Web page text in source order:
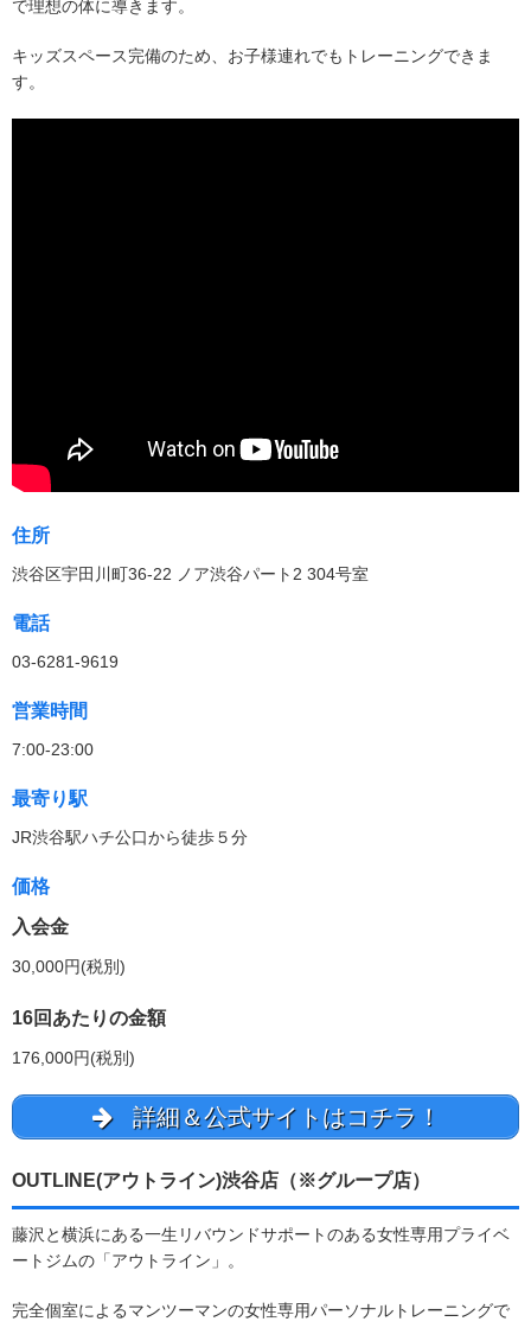
で理想の体に導きます。
キッズスペース完備のため、お子様連れでもトレーニングできま
す。
住所
渋谷区宇田川町36-22 ノア渋谷パート2 304号室
電話
03-6281-9619
営業時間
7:00-23:00
最寄り駅
JR渋谷駅ハチ公口から徒歩５分
価格
入会金
30,000円(税別)
16回あたりの金額
176,000円(税別)
詳細＆公式サイトはコチラ！
OUTLINE(アウトライン)渋谷店（※グループ店）
藤沢と横浜にある一生リバウンドサポートのある女性専用プライベ
ートジムの「アウトライン」。
完全個室によるマンツーマンの女性専用パーソナルトレーニングで